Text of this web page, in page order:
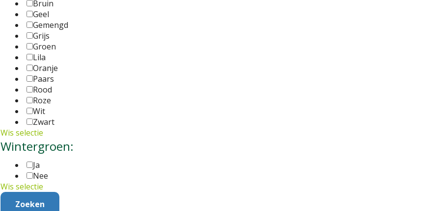
Bruin
Geel
Gemengd
Grijs
Groen
Lila
Oranje
Paars
Rood
Roze
Wit
Zwart
Wis selectie
Wintergroen:
Ja
Nee
Wis selectie